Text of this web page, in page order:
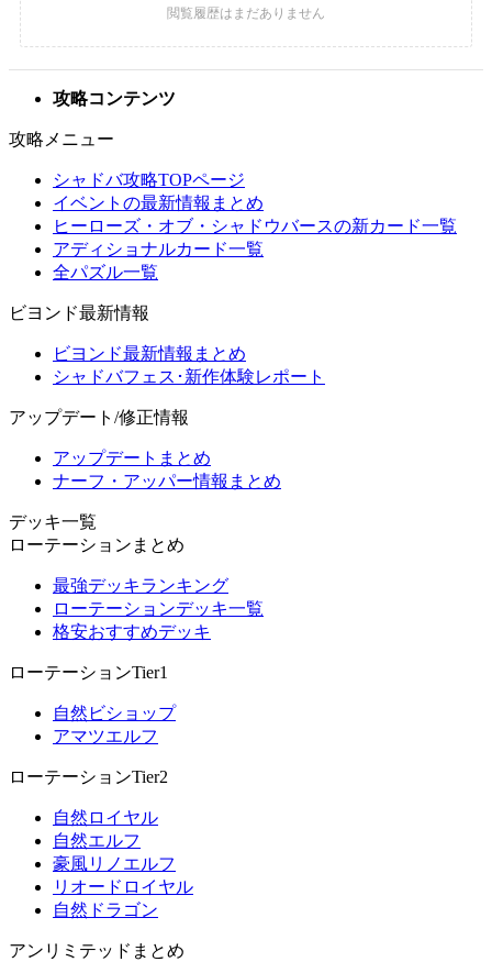
攻略コンテンツ
攻略メニュー
シャドバ攻略TOPページ
イベントの最新情報まとめ
ヒーローズ・オブ・シャドウバースの新カード一覧
アディショナルカード一覧
全パズル一覧
ビヨンド最新情報
ビヨンド最新情報まとめ
シャドバフェス･新作体験レポート
アップデート/修正情報
アップデートまとめ
ナーフ・アッパー情報まとめ
デッキ一覧
ローテーションまとめ
最強デッキランキング
ローテーションデッキ一覧
格安おすすめデッキ
ローテーションTier1
自然ビショップ
アマツエルフ
ローテーションTier2
自然ロイヤル
自然エルフ
豪風リノエルフ
リオードロイヤル
自然ドラゴン
アンリミテッドまとめ